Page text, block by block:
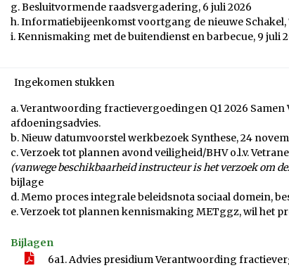
g. Besluitvormende raadsvergadering, 6 juli 2026
h. Informatiebijeenkomst voortgang de nieuwe Schakel,
i. Kennismaking met de buitendienst en barbecue, 9 juli
Ingekomen stukken
a. Verantwoording fractievergoedingen Q1 2026 Samen
afdoeningsadvies.
b. Nieuw datumvoorstel werkbezoek Synthese, 24
c. Verzoek tot plannen avond veiligheid/BHV o.l.v.
(vanwege beschikbaarheid instructeur is het verzoek om
bijlage
d. Memo proces integrale beleidsnota sociaal domein,
e. Verzoek tot plannen kennismaking METggz, wil het
Bijlagen
6a1. Advies presidium Verantwoording